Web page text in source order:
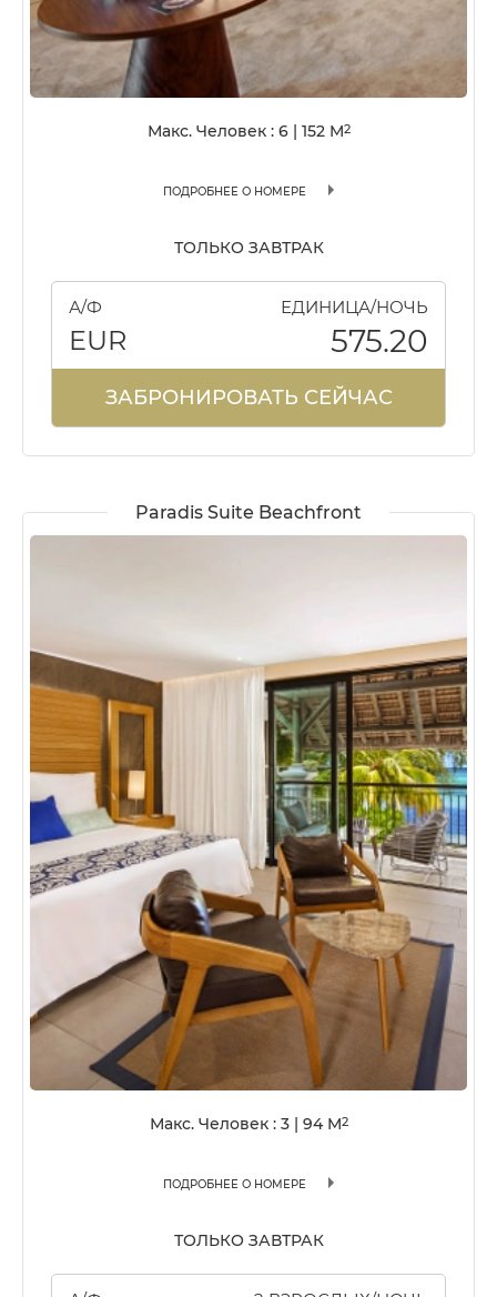
Макс. Человек : 6 | 152M2
ПОДРОБНЕЕ О НОМЕРЕ
ТОЛЬКО ЗАВТРАК
А/Ф ЕДИНИЦА/НОЧЬ
EUR 575.20
ЗАБРОНИРОВАТЬ СЕЙЧАС
Paradis Suite Beachfront
Макс. Человек : 3 | 94M2
ПОДРОБНЕЕ О НОМЕРЕ
ТОЛЬКО ЗАВТРАК